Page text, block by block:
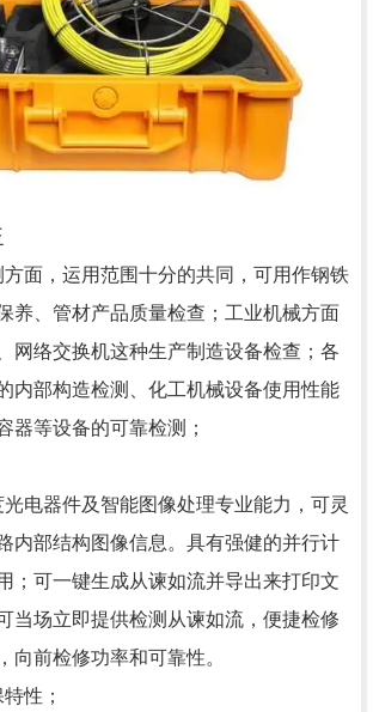
面，运用范围十分的共同，可用作钢铁
养、管材产品质量检查；工业机械方面
网络交换机这种生产制造设备检查；各
内部构造检测、化工机械设备使用性能
器等设备的可靠检测；
电器件及智能图像处理专业能力，可灵
内部结构图像信息。具有强健的并行计
；可一键生成从谏如流并导出来打印文
当场立即提供检测从谏如流，便捷检修
向前检修功率和可靠性。
性；